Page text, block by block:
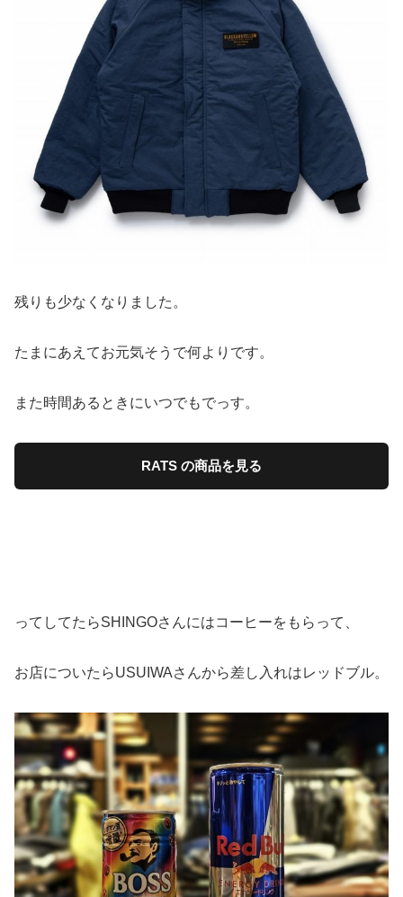
残りも少なくなりました。
たまにあえてお元気そうで何よりです。
また時間あるときにいつでもでっす。
RATS の商品を見る
ってしてたらSHINGOさんにはコーヒーをもらって、
お店についたらUSUIWAさんから差し入れはレッドブル。